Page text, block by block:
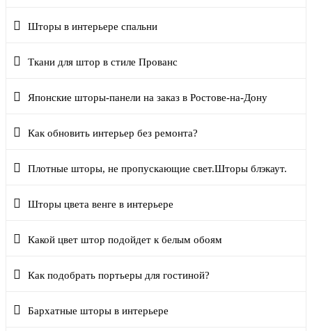
Шторы в интерьере спальни
Ткани для штор в стиле Прованс
Японские шторы-панели на заказ в Ростове-на-Дону
Как обновить интерьер без ремонта?
Плотные шторы, не пропускающие свет.Шторы блэкаут.
Шторы цвета венге в интерьере
Какой цвет штор подойдет к белым обоям
Как подобрать портьеры для гостиной?
Бархатные шторы в интерьере